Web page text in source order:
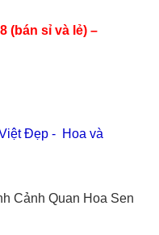
(bán sỉ và lẻ) –
Đẹp - Hoa và
Cảnh Quan Hoa Sen